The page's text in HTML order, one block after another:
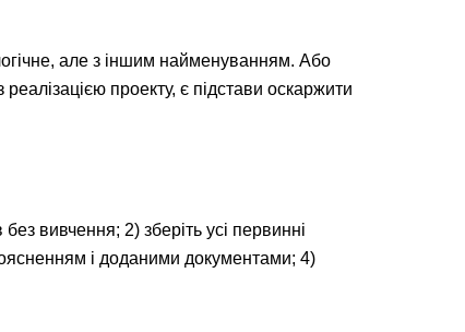
але з іншим найменуванням. Або
проекту, є підстави оскаржити
вивчення; 2) зберіть усі первинні
і доданими документами; 4)